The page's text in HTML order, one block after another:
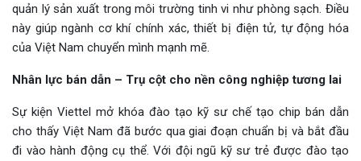
quản lý sản xuất trong môi trường tinh vi như phòng sạch. Điều
này giúp ngành cơ khí chính xác, thiết bị điện tử, tự động hóa
của Việt Nam chuyển mình mạnh mẽ.
Nhân lực bán dẫn – Trụ cột cho nền công nghiệp tương lai
Sự kiện Viettel mở khóa đào tạo kỹ sư chế tạo chip bán dẫn
cho thấy Việt Nam đã bước qua giai đoạn chuẩn bị và bắt đầu
đi vào hành động cụ thể. Với đội ngũ kỹ sư trẻ được đào tạo